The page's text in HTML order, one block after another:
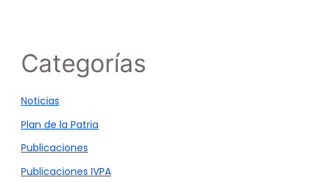
Categorías
Noticias
Plan de la Patria
Publicaciones
Publicaciones IVPA